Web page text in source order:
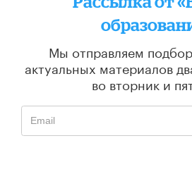
Мы отправляем
актуальных материалов
во вторник и